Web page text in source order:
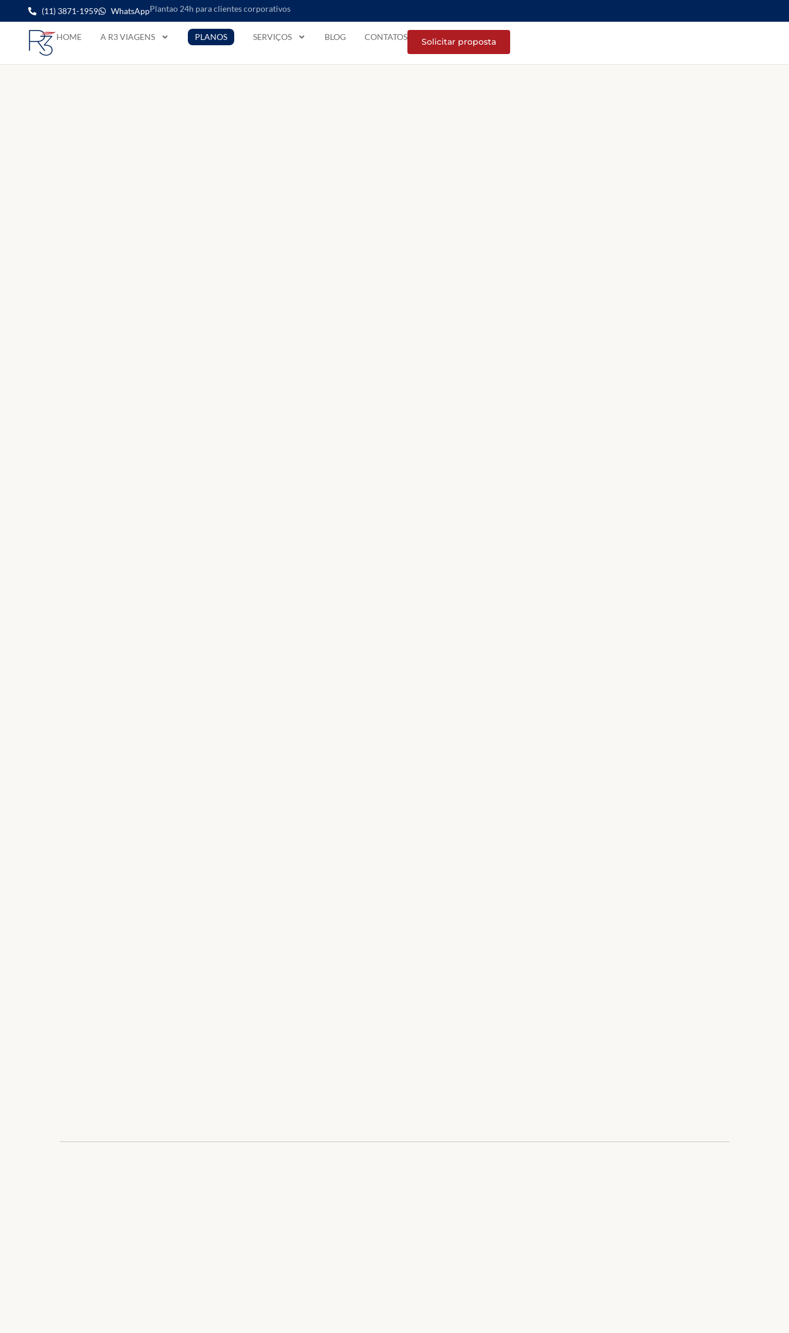
(11) 3871-1959 WhatsAppPlantao 24h para clientes corporativos
HOME A R3 VIAGENS PLANOS SERVIÇOS BLOG CONTATOS Solicitar proposta